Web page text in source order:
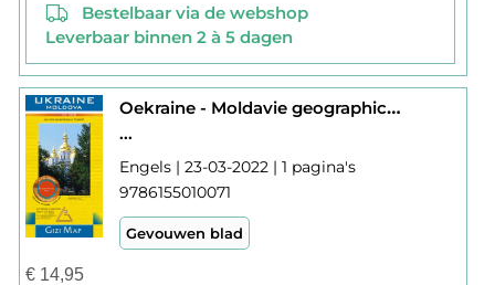
Bestelbaar via de webshop
Leverbaar binnen 2 à 5 dagen
Oekraine - Moldavie geographical map
...
Engels | 23-03-2022 | 1 pagina's
9786155010071
Gevouwen blad
€14,95